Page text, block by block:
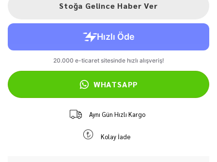
Stoğa Gelince Haber Ver
WHATSAPP
Aynı Gün Hızlı Kargo
Kolay İade